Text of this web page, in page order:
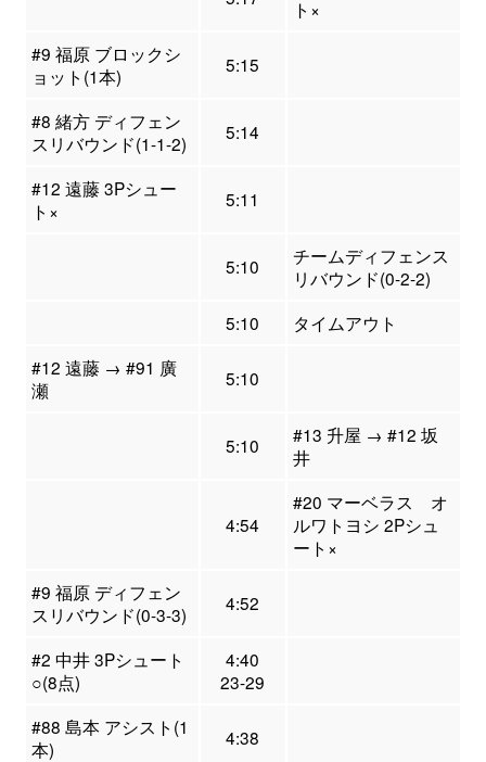
ト×
#9 福原 ブロックシ
ョット(1本)
5:15
#8 緒方 ディフェン
スリバウンド(1-1-2)
5:14
#12 遠藤 3Pシュー
ト×
5:11
5:10
チームディフェンス
リバウンド(0-2-2)
5:10
タイムアウト
#12 遠藤 → #91 廣
瀬
5:10
5:10
#13 升屋 → #12 坂
井
4:54
#20 マーベラス オ
ルワトヨシ 2Pシュ
ート×
#9 福原 ディフェン
スリバウンド(0-3-3)
4:52
#2 中井 3Pシュート
○(8点)
4:40
23-29
#88 島本 アシスト(1
本)
4:38